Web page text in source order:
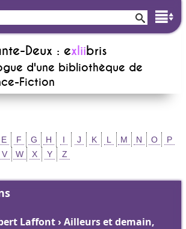
Deux : exliibris
d'une bibliothèque de
Fiction
E F G H I J K L M N O
P
V W X Y Z
Laffont › Ailleurs et demain,